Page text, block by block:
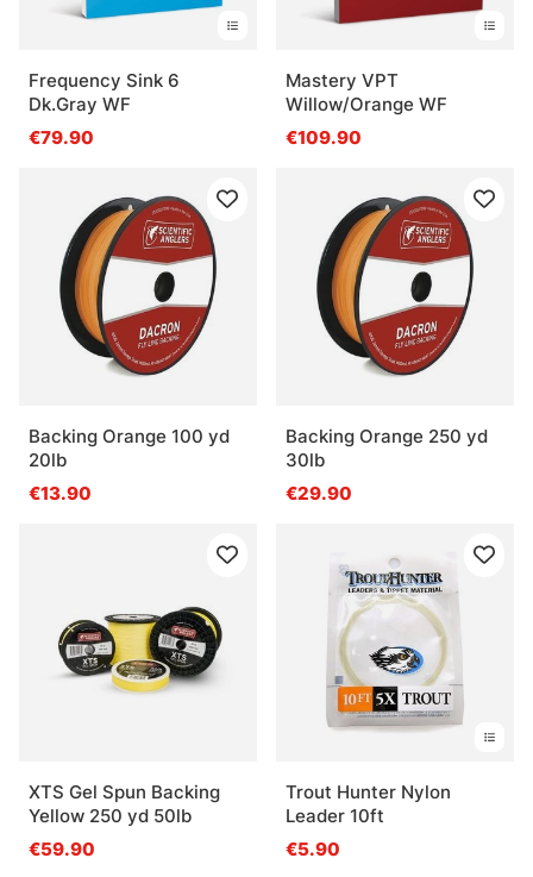
Frequency Sink 6
Dk.Gray WF
€79.90
Mastery VPT
Willow/Orange WF
€109.90
Backing Orange 100 yd
20lb
€13.90
Backing Orange 250 yd
30lb
€29.90
XTS Gel Spun Backing
Yellow 250 yd 50lb
€59.90
Trout Hunter Nylon
Leader 10ft
€5.90